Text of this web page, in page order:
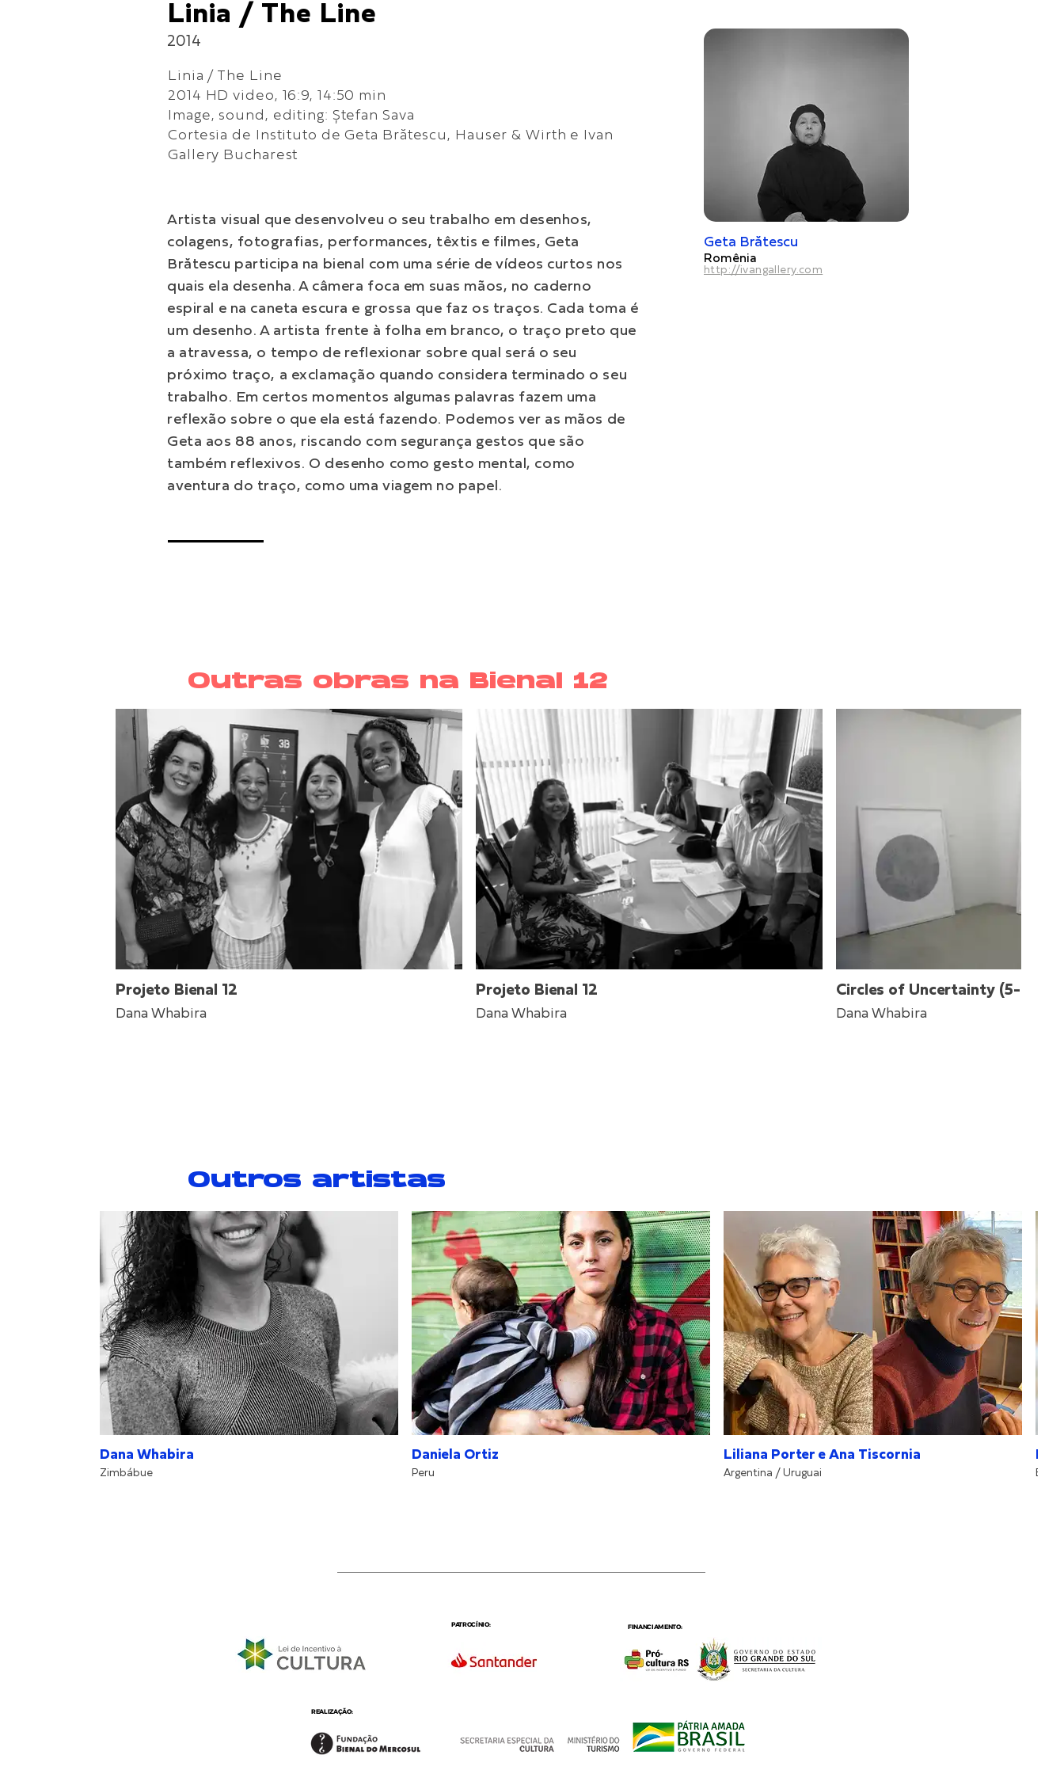
Linia / The Line
2014
Linia / The Line
2014 HD video, 16:9, 14:50 min
Image, sound, editing: Ștefan Sava
Cortesia de Instituto de Geta Brătescu, Hauser & Wirth e Ivan
Gallery Bucharest
Artista visual que desenvolveu o seu trabalho em desenhos,
colagens, fotografias, performances, têxtis e filmes, Geta
Brătescu participa na bienal com uma série de vídeos curtos nos
quais ela desenha. A câmera foca em suas mãos, no caderno
espiral e na caneta escura e grossa que faz os traços. Cada toma é
um desenho. A artista frente à folha em branco, o traço preto que
a atravessa, o tempo de reflexionar sobre qual será o seu
próximo traço, a exclamação quando considera terminado o seu
trabalho. Em certos momentos algumas palavras fazem uma
reflexão sobre o que ela está fazendo. Podemos ver as mãos de
Geta aos 88 anos, riscando com segurança gestos que são
também reflexivos. O desenho como gesto mental, como
aventura do traço, como uma viagem no papel.
Geta Brătescu
Romênia
http://ivangallery.com
Outras obras na Bienal 12
Projeto Bienal 12
Dana Whabira
Projeto Bienal 12
Dana Whabira
Circles of Uncertainty (5-6)
Dana Whabira
Outros artistas
Dana Whabira
Zimbábue
Daniela Ortiz
Peru
Liliana Porter e Ana Tiscornia
Argentina / Uruguai Brasil
REALIZAÇÃO:
PATROCÍNIO: FINANCIAMENTO: